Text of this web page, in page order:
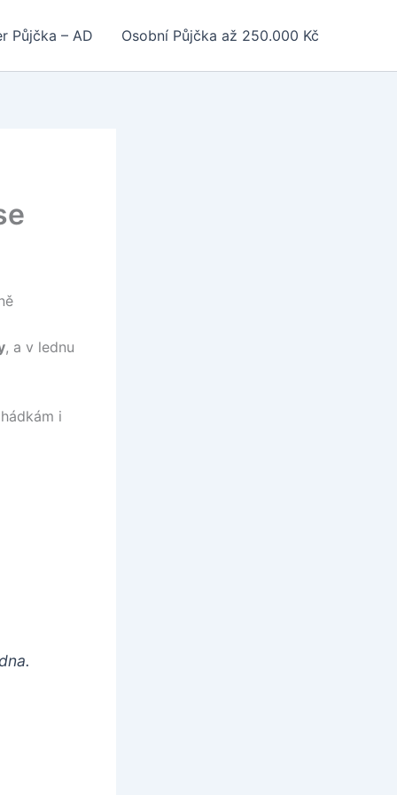
Půjčka – AD Osobní Půjčka až 250.000 Kč
, a v lednu
i